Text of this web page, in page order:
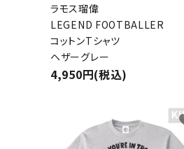
ラモス瑠偉
LEGEND FOOTBALLER
コットンTシャツ
ヘザーグレー
4,950円(税込)